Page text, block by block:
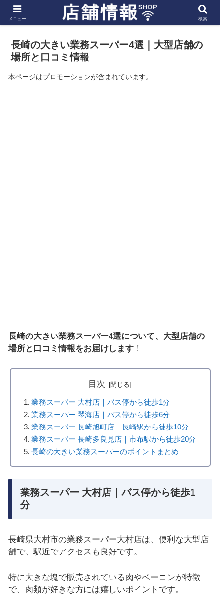
ホーム 九州 長崎の店舗
長崎の大きい業務スーパー4選｜大型店舗の
場所と口コミ情報
本ページはプロモーションが含まれています。
長崎の大きい業務スーパー4選について、大型店舗の
場所と口コミ情報をお届けします！
目次
業務スーパー 大村店｜バス停から徒歩1分
業務スーパー 琴海店｜バス停から徒歩6分
業務スーパー 長崎旭町店｜長崎駅から徒歩10分
業務スーパー 長崎多良見店｜市布駅から徒歩20分
長崎の大きい業務スーパーのポイントまとめ
業務スーパー 大村店｜バス停から徒歩1
分
長崎県大村市の業務スーパー大村店は、便利な大型店
舗で、駅近でアクセスも良好です。
特に大きな塊で販売されている肉やベーコンが特徴
で、肉類が好きな方には嬉しいポイントです。
メニュー 検索